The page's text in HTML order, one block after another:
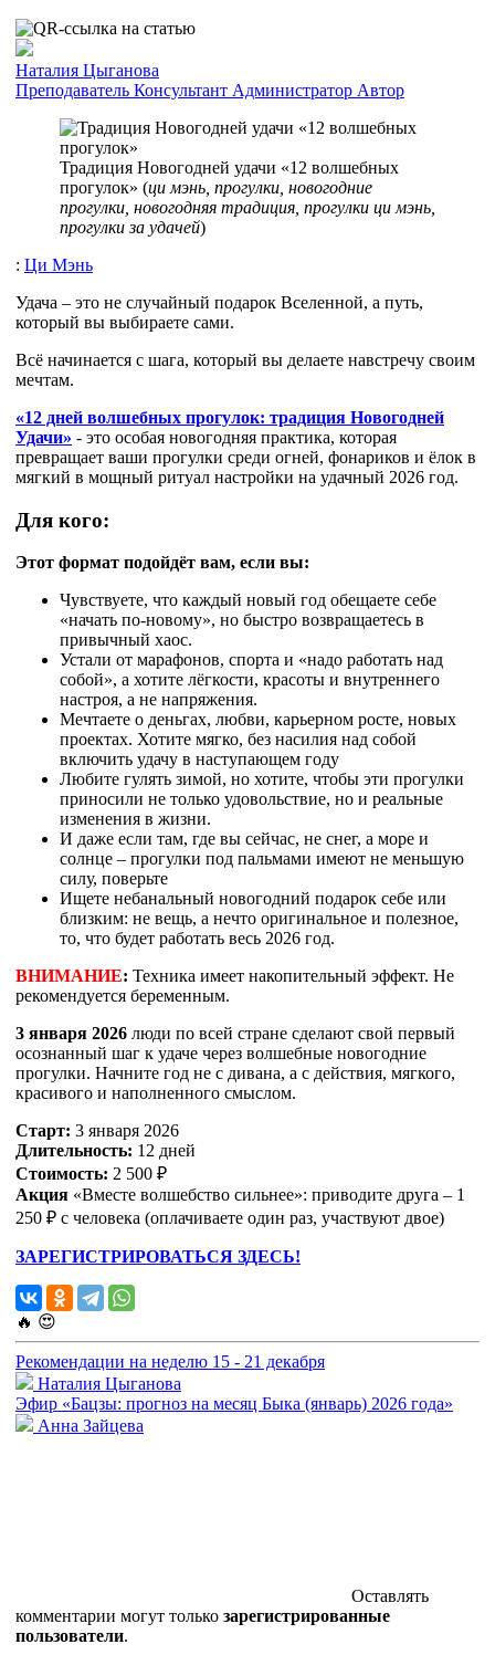
Наталия Цыганова
Преподаватель Консультант Администратор Автор
Традиция Новогодней удачи «12 волшебных
прогулок» (ци мэнь, прогулки, новогодние
прогулки, новогодняя традиция, прогулки ци мэнь,
прогулки за удачей)
: Ци Мэнь
Удача – это не случайный подарок Вселенной, а путь,
который вы выбираете сами.
Всё начинается с шага, который вы делаете навстречу своим
мечтам.
«12 дней волшебных прогулок: традиция Новогодней
Удачи»​ - это особая новогодняя практика, которая
превращает ваши прогулки среди огней, фонариков и ёлок в
мягкий в мощный ритуал настройки на удачный 2026 год. ​
Для кого:
Этот формат подойдёт вам, если вы:
Чувствуете, что каждый новый год обещаете себе
«начать по‑новому», но быстро возвращаетесь в
привычный хаос.
Устали от марафонов, спорта и «надо работать над
собой», а хотите лёгкости, красоты и внутреннего
настроя, а не напряжения.
Мечтаете о деньгах, любви, карьерном росте, новых
проектах. Хотите мягко, без насилия над собой
включить удачу в наступающем году​
Любите гулять зимой, но хотите, чтобы эти прогулки
приносили не только удовольствие, но и реальные
изменения в жизни.​
И даже если там, где вы сейчас, не снег, а море и
солнце – прогулки под пальмами имеют не меньшую
силу, поверьте
Ищете небанальный новогодний подарок себе или
близким: не вещь, а нечто оригинальное и полезное,
то, что будет работать весь 2026 год.
ВНИМАНИЕ: Техника имеет накопительный эффект. Не
рекомендуется беременным.
3 января 2026 люди по всей стране сделают свой первый
осознанный шаг к удаче через волшебные новогодние
прогулки. Начните год не с дивана, а с действия, мягкого,
красивого и наполненного смыслом.​
Старт: 3 января 2026
Длительность: 12 дней
Стоимость: 2 500 ₽
Акция «Вместе волшебство сильнее»: приводите друга – 1
250 ₽ с человека (оплачиваете один раз, участвуют двое)​
ЗАРЕГИСТРИРОВАТЬСЯ ЗДЕСЬ!
🔥 😍
Рекомендации на неделю 15 - 21 декабря
Наталия Цыганова
Эфир «Бацзы: прогноз на месяц Быка (январь) 2026 года»
Анна Зайцева
Оставлять
комментарии могут только зарегистрированные
пользователи.